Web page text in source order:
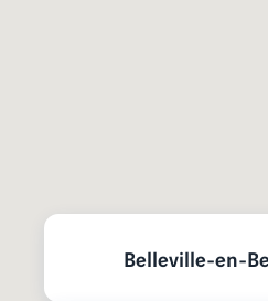
Nos
Belleville-en-